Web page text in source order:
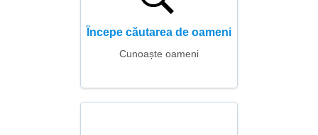
Începe căutarea de oameni
Cunoaște oameni